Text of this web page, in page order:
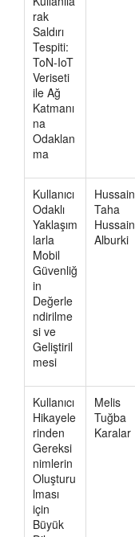
rak
Saldırı
Tespiti:
ToN-IoT
Veriseti
ile Ağ
Katmanı
na
Odaklan
ma
Kullanıcı
Odaklı
Yaklaşım
larla
Mobil
Güvenliğ
in
Değerle
ndirilme
si ve
Geliştiril
mesi
Hussain
Taha
Hussain
Alburki
Kullanıcı
Hikayele
rinden
Gereksi
nimlerin
Oluşturu
lması
için
Büyük
Melis
Tuğba
Karalar